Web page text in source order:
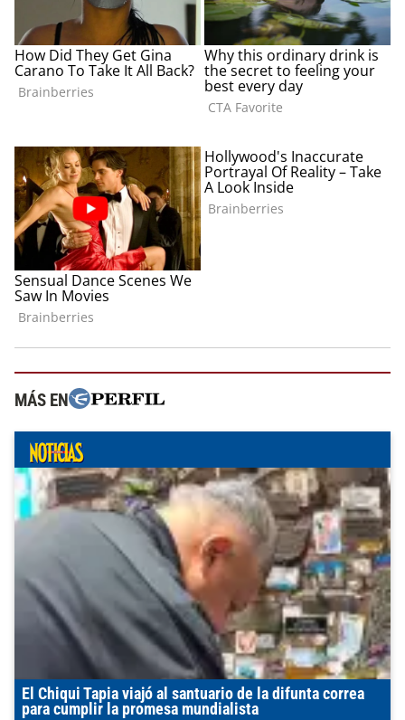
MÁS EN
El Chiqui Tapia viajó al santuario de la difunta correa
para cumplir la promesa mundialista